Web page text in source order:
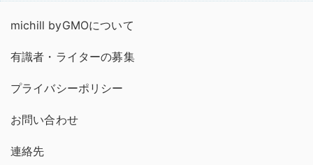
michill byGMOについて
有識者・ライターの募集
プライバシーポリシー
お問い合わせ
連絡先